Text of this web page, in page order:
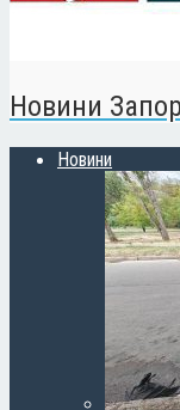
Новини
Новини